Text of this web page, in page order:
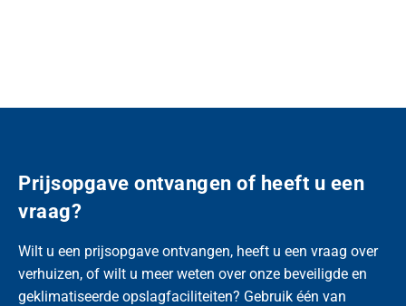
Prijsopgave ontvangen of heeft u een
vraag?
Wilt u een prijsopgave ontvangen, heeft u een vraag over
verhuizen, of wilt u meer weten over onze beveiligde en
geklimatiseerde opslagfaciliteiten? Gebruik één van